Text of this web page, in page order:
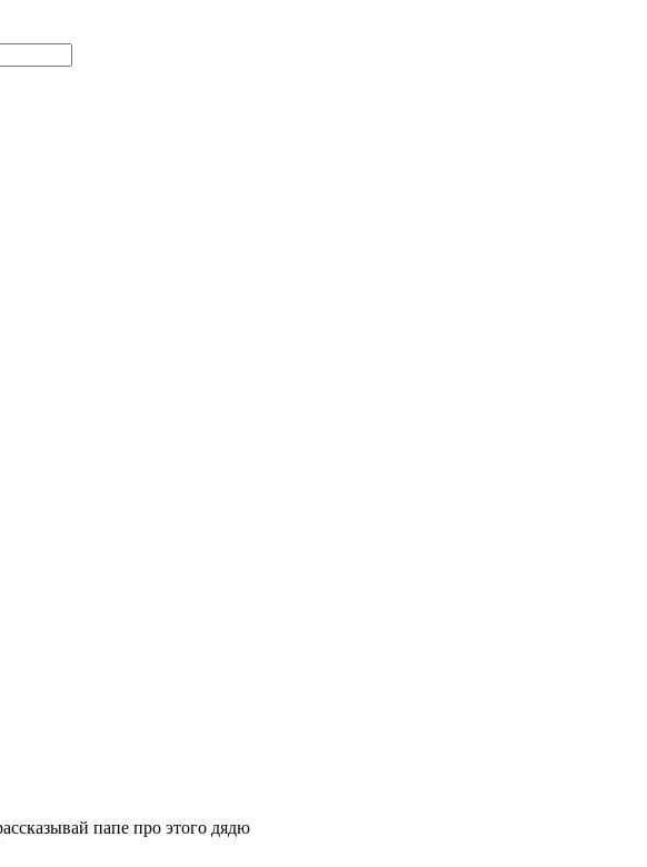
папе про этого дядю